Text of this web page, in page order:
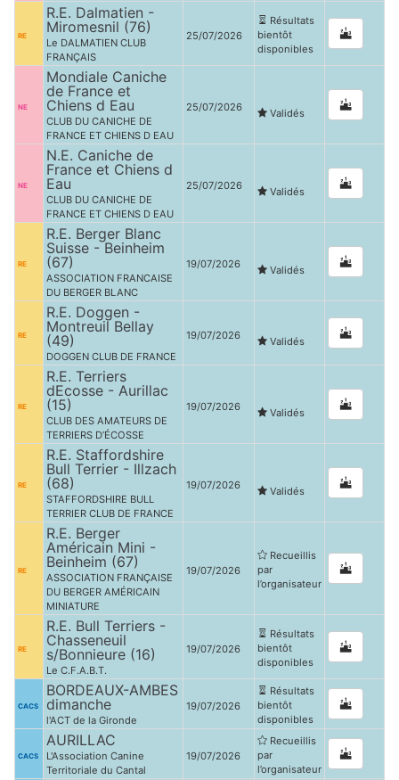
RE
R.E. Dalmatien -
Miromesnil (76)
Le DALMATIEN CLUB
FRANÇAIS
25/07/2026
Résultats
bientôt
disponibles
NE
Mondiale Caniche
de France et
Chiens d Eau
CLUB DU CANICHE DE
FRANCE ET CHIENS D EAU
25/07/2026 Validés
NE
N.E. Caniche de
France et Chiens d
Eau
CLUB DU CANICHE DE
FRANCE ET CHIENS D EAU
25/07/2026 Validés
RE
R.E. Berger Blanc
Suisse - Beinheim
(67)
ASSOCIATION FRANCAISE
DU BERGER BLANC
19/07/2026 Validés
RE
R.E. Doggen -
Montreuil Bellay
(49)
DOGGEN CLUB DE FRANCE
19/07/2026 Validés
RE
R.E. Terriers
dEcosse - Aurillac
(15)
CLUB DES AMATEURS DE
TERRIERS D’ÉCOSSE
19/07/2026 Validés
RE
R.E. Staffordshire
Bull Terrier - Illzach
(68)
STAFFORDSHIRE BULL
TERRIER CLUB DE FRANCE
19/07/2026 Validés
RE
R.E. Berger
Américain Mini -
Beinheim (67)
ASSOCIATION FRANÇAISE
DU BERGER AMÉRICAIN
MINIATURE
19/07/2026
Recueillis
par
l’organisateur
RE
R.E. Bull Terriers -
Chasseneuil
s/Bonnieure (16)
Le C.F.A.B.T.
19/07/2026
Résultats
bientôt
disponibles
CACS
BORDEAUX-AMBES
dimanche
l'ACT de la Gironde
19/07/2026
Résultats
bientôt
disponibles
CACS
AURILLAC
L'Association Canine
Territoriale du Cantal
19/07/2026
Recueillis
par
l’organisateur